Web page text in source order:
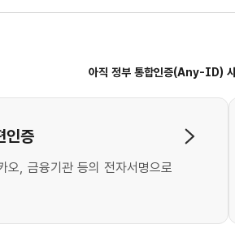
아직 정부 통합인증(Any-ID)
인증
오, 금융기관 등의 전자서명으로